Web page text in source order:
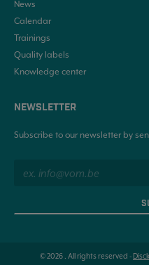
News
Calendar
Trainings
Quality labels
Knowledge center
NEWSLETTER
Subscribe to our newsletter by
© 2026 . All rights reserved -